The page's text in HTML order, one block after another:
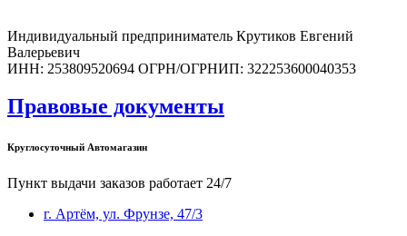
Индивидуальный предприниматель Крутиков Евгений
Валерьевич
ИНН: 253809520694 ОГРН/ОГРНИП: 322253600040353
Правовые документы
Круглосуточный Автомагазин
Пункт выдачи заказов работает 24/7
г. Артём, ул. Фрунзе, 47/3